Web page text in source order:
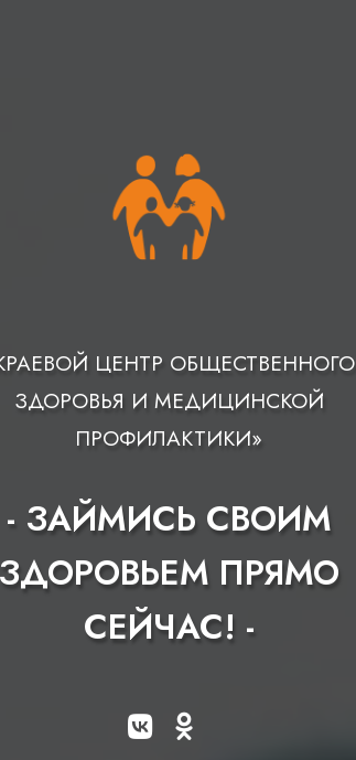
ЦЕНТР ОБЩЕСТВЕННОГО
ЗДОРОВЬЯ И МЕДИЦИНСКОЙ
ПРОФИЛАКТИКИ»
- ЗАЙМИСЬ СВОИМ
ЗДОРОВЬЕМ ПРЯМО
СЕЙЧАС! -